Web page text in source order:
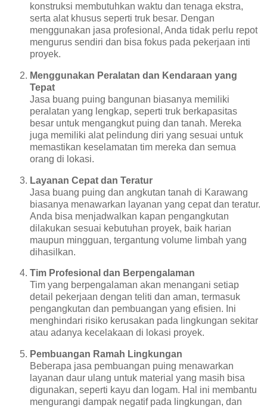
konstruksi membutuhkan waktu dan tenaga ekstra,
serta alat khusus seperti truk besar. Dengan
menggunakan jasa profesional, Anda tidak perlu repot
mengurus sendiri dan bisa fokus pada pekerjaan inti
proyek.
Menggunakan Peralatan dan Kendaraan yang
Tepat
Jasa buang puing bangunan biasanya memiliki
peralatan yang lengkap, seperti truk berkapasitas
besar untuk mengangkut puing dan tanah. Mereka
juga memiliki alat pelindung diri yang sesuai untuk
memastikan keselamatan tim mereka dan semua
orang di lokasi.
Layanan Cepat dan Teratur
Jasa buang puing dan angkutan tanah di Karawang
biasanya menawarkan layanan yang cepat dan teratur.
Anda bisa menjadwalkan kapan pengangkutan
dilakukan sesuai kebutuhan proyek, baik harian
maupun mingguan, tergantung volume limbah yang
dihasilkan.
Tim Profesional dan Berpengalaman
Tim yang berpengalaman akan menangani setiap
detail pekerjaan dengan teliti dan aman, termasuk
pengangkutan dan pembuangan yang efisien. Ini
menghindari risiko kerusakan pada lingkungan sekitar
atau adanya kecelakaan di lokasi proyek.
Pembuangan Ramah Lingkungan
Beberapa jasa pembuangan puing menawarkan
layanan daur ulang untuk material yang masih bisa
digunakan, seperti kayu dan logam. Hal ini membantu
mengurangi dampak negatif pada lingkungan, dan